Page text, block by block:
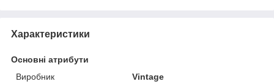
Характеристики
Основні атрибути
Виробник
Vintage